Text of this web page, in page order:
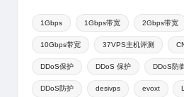
1Gbps 1Gbps带宽 2Gbps带宽
10Gbps带宽 37VPS主机评测
DDoS保护 DDoS 保护 DDoS防
DDoS防护 desivps evoxt